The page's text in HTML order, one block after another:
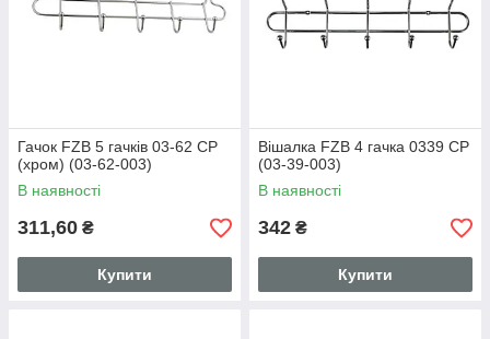
Гачок FZB 5 гачків 03-62 CP
(хром) (03-62-003)
В наявності
311,60 ₴
Купити
Вішалка FZB 4 гачка 0339 CP
(03-39-003)
В наявності
342 ₴
Купити